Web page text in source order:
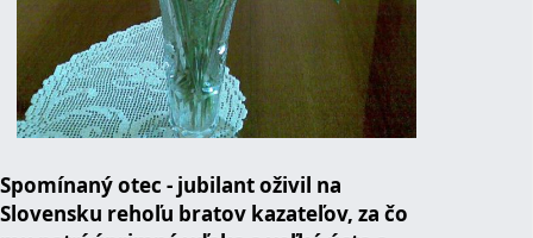
Spomínaný otec - jubilant oživil na
Slovensku rehoľu bratov kazateľov, za čo